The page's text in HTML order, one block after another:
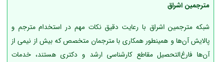
مترجمین اشراق
شبکه مترجمین اشراق با رعایت دقیق نکات مهم در استخدام مترجم و
پالایش آن‌ها و همینطور همکاری با مترجمان متخصص که بیش از نیمی از
آن‌ها فارغ‌التحصیل مقاطع کارشناسی ارشد و دکتری هستند، خدمات